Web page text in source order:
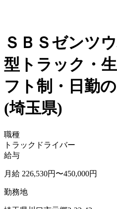
ＳＢＳゼンツ
型トラック・
フト制・日勤
(埼玉県)
職種
トラックドライバー
給与
月給 226,530円〜450,000円
勤務地